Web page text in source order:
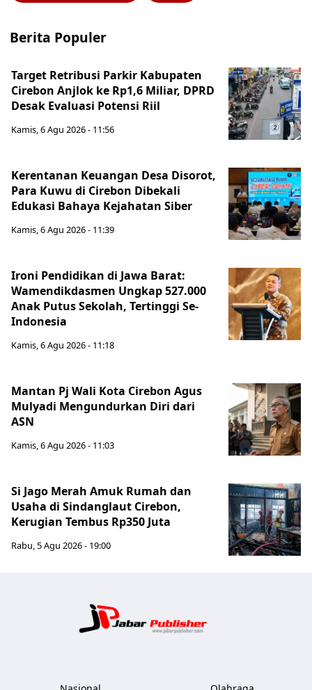
Berita Populer
Target Retribusi Parkir Kabupaten
Cirebon Anjlok ke Rp1,6 Miliar, DPRD
Desak Evaluasi Potensi Riil
Kamis, 6 Agu 2026 - 11:56
Kerentanan Keuangan Desa Disorot,
Para Kuwu di Cirebon Dibekali
Edukasi Bahaya Kejahatan Siber
Kamis, 6 Agu 2026 - 11:39
Ironi Pendidikan di Jawa Barat:
Wamendikdasmen Ungkap 527.000
Anak Putus Sekolah, Tertinggi Se-
Indonesia
Kamis, 6 Agu 2026 - 11:18
Mantan Pj Wali Kota Cirebon Agus
Mulyadi Mengundurkan Diri dari
ASN
Kamis, 6 Agu 2026 - 11:03
Si Jago Merah Amuk Rumah dan
Usaha di Sindanglaut Cirebon,
Kerugian Tembus Rp350 Juta
Rabu, 5 Agu 2026 - 19:00